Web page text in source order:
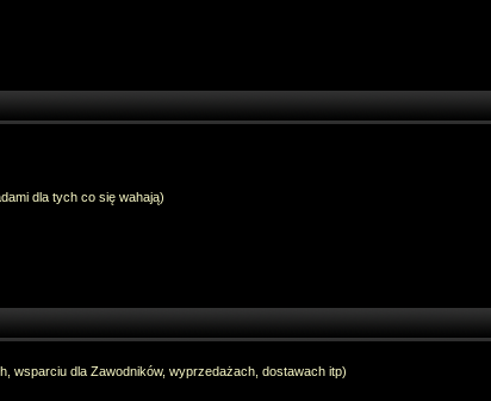
dla tych co się wahają)
wsparciu dla Zawodników, wyprzedażach, dostawach itp)